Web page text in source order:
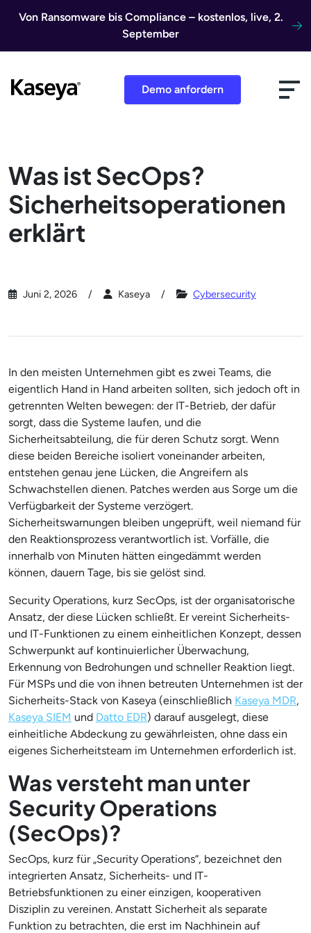
Von Ransomware bis Compliance – kostenlos, live, 2.
September
Demo anfordern
Was ist SecOps?
Sicherheitsoperationen
erklärt
Juni 2, 2026 Kaseya Cybersecurity
In den meisten Unternehmen gibt es zwei Teams, die
eigentlich Hand in Hand arbeiten sollten, sich jedoch oft in
getrennten Welten bewegen: der IT-Betrieb, der dafür
sorgt, dass die Systeme laufen, und die
Sicherheitsabteilung, die für deren Schutz sorgt. Wenn
diese beiden Bereiche isoliert voneinander arbeiten,
entstehen genau jene Lücken, die Angreifern als
Schwachstellen dienen. Patches werden aus Sorge um die
Verfügbarkeit der Systeme verzögert.
Sicherheitswarnungen bleiben ungeprüft, weil niemand für
den Reaktionsprozess verantwortlich ist. Vorfälle, die
innerhalb von Minuten hätten eingedämmt werden
können, dauern Tage, bis sie gelöst sind.
Security Operations, kurz SecOps, ist der organisatorische
Ansatz, der diese Lücken schließt. Er vereint Sicherheits-
und IT-Funktionen zu einem einheitlichen Konzept, dessen
Schwerpunkt auf kontinuierlicher Überwachung,
Erkennung von Bedrohungen und schneller Reaktion liegt.
Für MSPs und die von ihnen betreuten Unternehmen ist der
Sicherheits-Stack von Kaseya (einschließlich Kaseya MDR,
Kaseya SIEM und Datto EDR) darauf ausgelegt, diese
einheitliche Abdeckung zu gewährleisten, ohne dass ein
eigenes Sicherheitsteam im Unternehmen erforderlich ist.
Was versteht man unter
Security Operations
(SecOps)?
SecOps, kurz für „Security Operations“, bezeichnet den
integrierten Ansatz, Sicherheits- und IT-
Betriebsfunktionen zu einer einzigen, kooperativen
Disziplin zu vereinen. Anstatt Sicherheit als separate
Funktion zu betrachten, die erst im Nachhinein auf